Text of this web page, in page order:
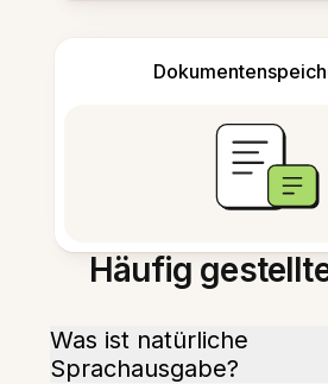
Häufig
Was ist natürliche
Sprachausgabe?